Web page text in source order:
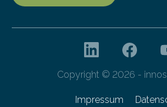
Copyright © 2026 -
Impressum